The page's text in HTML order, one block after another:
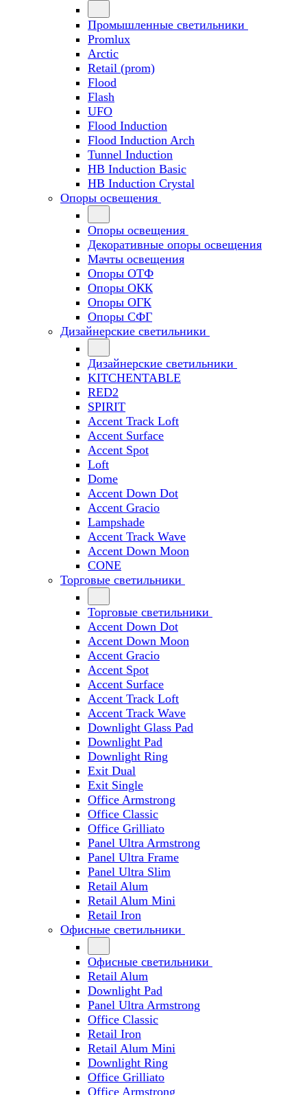
Промышленные светильники
Promlux
Arctic
Retail (prom)
Flood
Flash
UFO
Flood Induction
Flood Induction Arch
Tunnel Induction
HB Induction Basic
HB Induction Crystal
Опоры освещения
Опоры освещения
Декоративные опоры освещения
Мачты освещения
Опоры ОТФ
Опоры ОКК
Опоры ОГК
Опоры СФГ
Дизайнерские светильники
Дизайнерские светильники
KITCHENTABLE
RED2
SPIRIT
Accent Track Loft
Accent Surface
Accent Spot
Loft
Dome
Accent Down Dot
Accent Gracio
Lampshade
Accent Track Wave
Accent Down Moon
CONE
Торговые светильники
Торговые светильники
Accent Down Dot
Accent Down Moon
Accent Gracio
Accent Spot
Accent Surface
Accent Track Loft
Accent Track Wave
Downlight Glass Pad
Downlight Pad
Downlight Ring
Exit Dual
Exit Single
Office Armstrong
Office Classic
Office Grilliato
Panel Ultra Armstrong
Panel Ultra Frame
Panel Ultra Slim
Retail Alum
Retail Alum Mini
Retail Iron
Офисные светильники
Офисные светильники
Retail Alum
Downlight Pad
Panel Ultra Armstrong
Office Classic
Retail Iron
Retail Alum Mini
Downlight Ring
Office Grilliato
Office Armstrong